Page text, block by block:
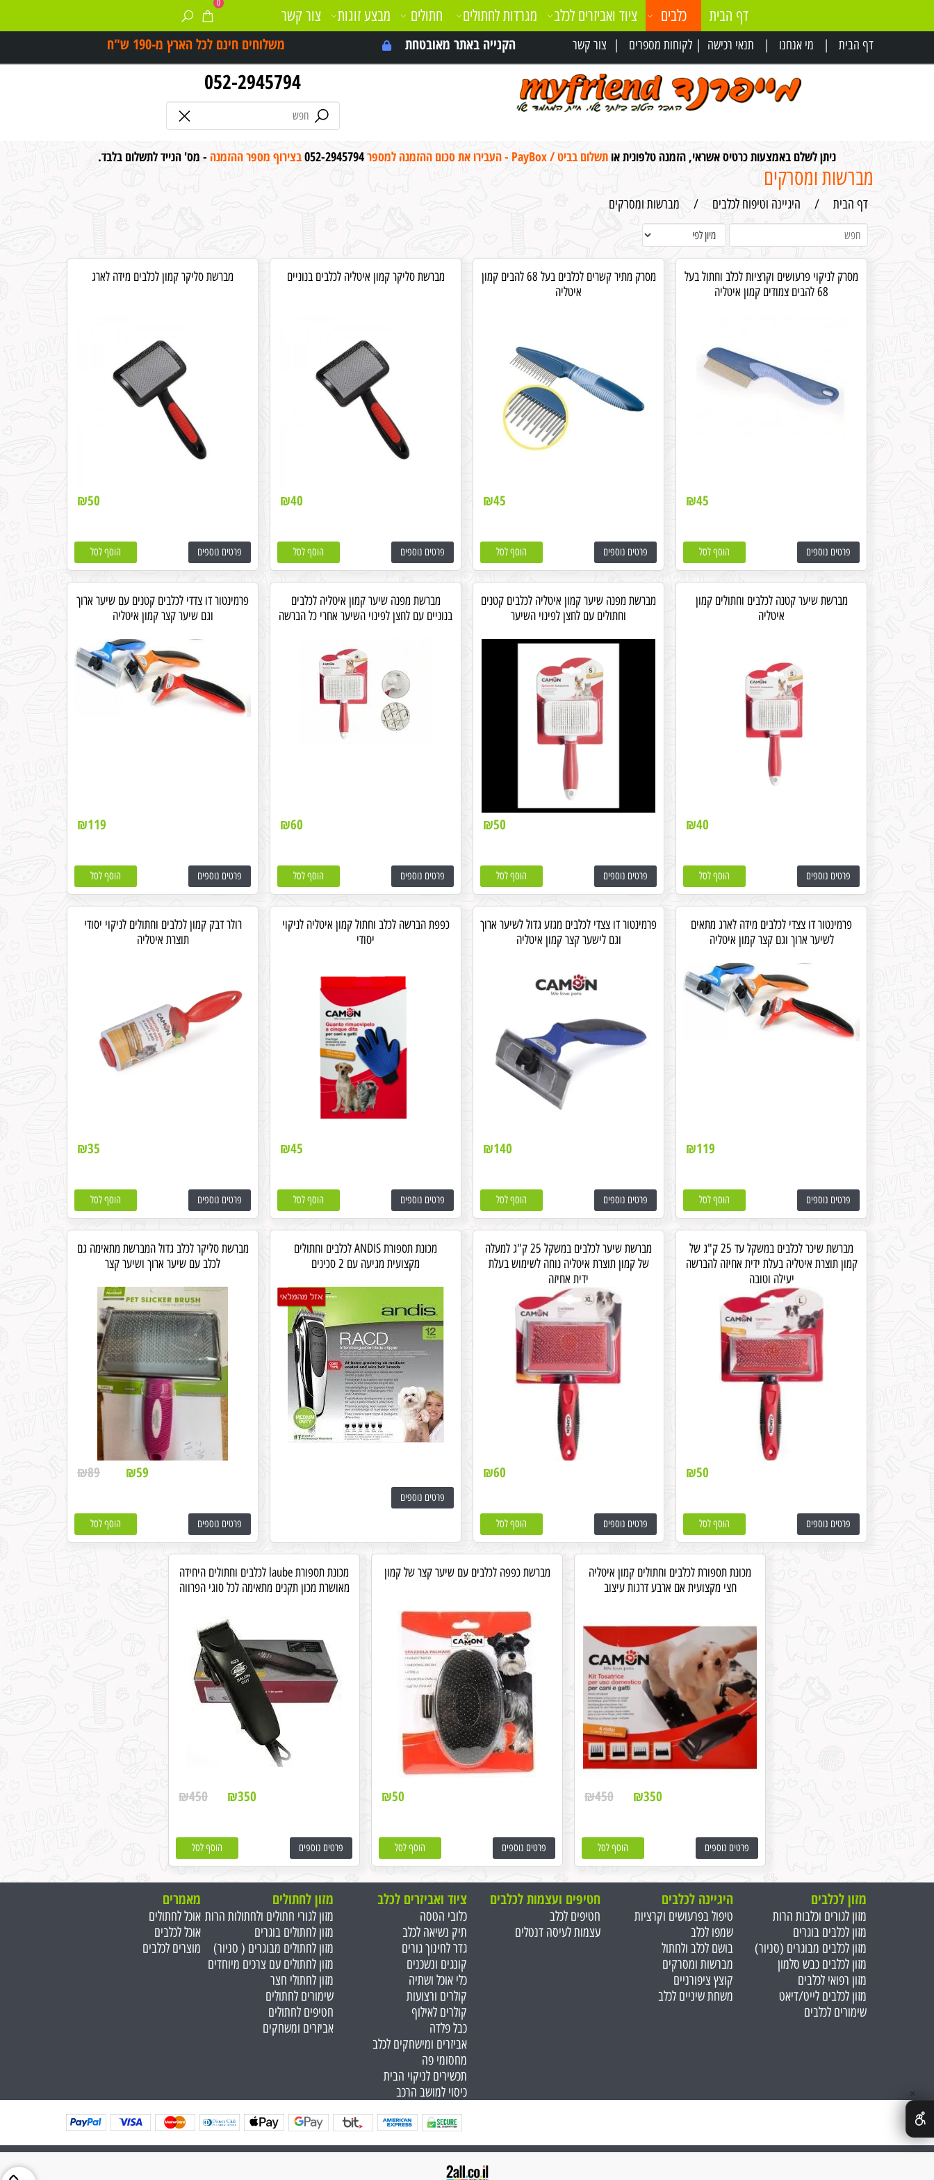
דף הבית | מי אנחנו | תנאי רכישה | לקוחות מספרים | צור קשר הקנייה באתר מאובטחת משלוחים חינם לכל הארץ מ-190 ש"ח
052-2945794
0
דף הבית כלבים ציוד ואביזרים לכלב מגרדות לחתולים חתולים מבצע זוגות צור קשר
ניתן לשלם באמצעות כרטיס אשראי, הזמנה טלפונית או תשלום בביט / PayBox - העבירו את סכום ההזמנה למספר 052-2945794בצירוף מספר ההזמנה - מס' הנייד לתשלום בלבד.
מברשות ומסרקים
דף הבית / היגיינה וטיפוח לכלבים / מברשות ומסרקים
מסרק לניקוי פרעושים וקרציות לכלב וחתול בעל
68 להבים צמודים קמון איטליה
₪45
פרטים נוספים הוסף לסל
מסרק מתיר קשרים לכלבים בעל 68 להבים קמון
איטליה
₪45
פרטים נוספים הוסף לסל
מברשת סליקר קמון איטליה לכלבים בנוניים
₪40
פרטים נוספים הוסף לסל
מברשת סליקר קמון לכלבים מידה לארג
₪50
פרטים נוספים הוסף לסל
מברשת שיער קטנה לכלבים וחתולים קמון
איטליה
₪40
פרטים נוספים הוסף לסל
מברשת מפנה שיער קמון איטליה לכלבים קטנים
וחתולים עם לחצן לפינוי השיער
₪50
פרטים נוספים הוסף לסל
מברשת מפנה שיער קמון איטליה לכלבים
בנוניים עם לחצן לפינוי השיער אחרי כל הברשה
₪60
פרטים נוספים הוסף לסל
פרמינטור דו צדדי לכלבים קטנים עם שיער ארוך
וגם שיער קצר קמון איטליה
₪119
פרטים נוספים הוסף לסל
פרמינטור דו צצדי לכלבים מידה לארג מתאים
לשיער ארוך וגם קצר קמון איטליה
₪119
פרטים נוספים הוסף לסל
פרמינטור דו צצדי לכלבים מגזע גדול לשיער ארוך
וגם לישער קצר קמון איטליה
₪140
פרטים נוספים הוסף לסל
כפפת הברשה לכלב וחתול קמון איטליה לניקוי
יסודי
₪45
פרטים נוספים הוסף לסל
רולר דבק קמון לכלבים וחתולים לניקוי יסודי
תוצרת איטליה
₪35
פרטים נוספים הוסף לסל
מברשת שיכר לכלבים במשקל עד 25 ק"ג של
קמון תוצרת איטליה בעלת ידית אחיזה להברשה
יעילה וטובה
₪50
פרטים נוספים הוסף לסל
מברשת שיער לכלבים במשקל 25 ק"ג למעלה
של קמון תוצרת איטליה נוחה לשימוש בעלת
ידית אחיזה
₪60
פרטים נוספים הוסף לסל
מכונת תספורת ANDIS לכלבים וחתולים
מקצועית מגיעה עם 2 סכינים
פרטים נוספים
מברשת סליקר לכלב גדול המברשת מתאימה גם
לכלב עם שיער ארוך ושיער קצר
₪89 ₪59
פרטים נוספים הוסף לסל
מכונת תספורת לכלבים וחתולים קמון איטליה
חצי מקצועית אם ארבע דרגות עיצוב
₪450 ₪350
פרטים נוספים הוסף לסל
מברשת כפפה לכלבים עם שיער קצר של קמון
₪50
פרטים נוספים הוסף לסל
מכונת תספורת laube לכלבים וחתולים היחידה
מאושרת מכון תקנים מתאימה לכל סוגי הפרווה
₪450 ₪350
פרטים נוספים הוסף לסל
מזון לכלבים
מזון לגורים וכלבות הרות
מזון לכלבים בוגרים
מזון לכלבים מבוגרים (סניור)
מזון לכלבים כבש סלמון
מזון רפואי לכלבים
מזון לכלבים לייט/דיאט
שימורים לכלבים
היגיינה לכלבים
טיפול בפרעושים וקרציות
שמפו לכלב
בושם לכלב ולחתול
מברשות ומסרקים
קוצץ ציפורניים
משחת שיניים לכלב
חטיפים ועצמות לכלבים
חטיפים לכלב
עצמות לעיסה דנטלים
ציוד ואביזרים לכלב
כלובי הטסה
תיק נשיאה לכלב
גדר לחינוך גורים
קונגים ונשכנים
כלי אוכל ושתיה
קולרים ורצועות
קולרים לאילוף
כבל פלדה
אביזרים ומישחקים לכלב
מחסומי פה
תכשירים לניקוי הבית
כיסוי למושב הרכב
מזון לחתולים
מזון לגורי חתולים ולחתולות הרות
מזון לחתולים בוגרים
מזון לחתולים מבוגרים ( סניור)
מזון לחתולים עם צרכים מיוחדים
מזון לחתולי חצר
שימורים לחתולים
חטיפים לחתולים
אביזרים ומשחקים
מאמרים
אוכל לחתולים
אוכל לכלבים
מוצרים לכלבים
✕